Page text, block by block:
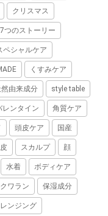
クリスマス
7つのストーリー
ペシャルケア
くすみケア
然由来成分 style table
レンタイン 角質ケア
頭皮ケア 国産
スカルプ 顔
水着 ボディケア
ワラン 保湿成分
ンジング